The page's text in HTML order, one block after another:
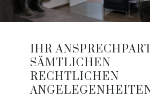
IHR
SÄMTLICHEN
RECHTLICHEN